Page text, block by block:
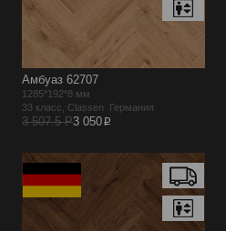
Амбуаз 62707
1285*192*8 мм
33 класс, Classen Германия
3 507.5 Р3 050p